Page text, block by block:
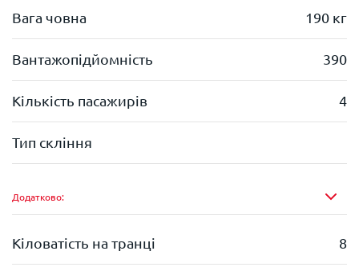
Вага човна 190 кг
Вантажопідйомність 390
Кількість пасажирів 4
Тип скління
Додатково:
Кіловатість на транці 8